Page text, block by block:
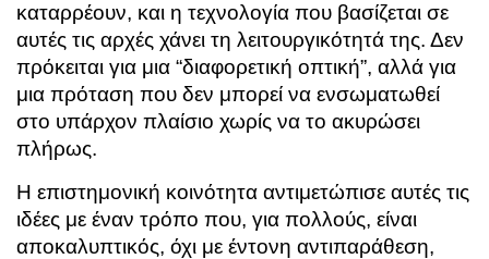
καταρρέουν, και η τεχνολογία που βασίζεται σε
αυτές τις αρχές χάνει τη λειτουργικότητά της. Δεν
πρόκειται για μια “διαφορετική οπτική”, αλλά για
μια πρόταση που δεν μπορεί να ενσωματωθεί
στο υπάρχον πλαίσιο χωρίς να το ακυρώσει
πλήρως.
Η επιστημονική κοινότητα αντιμετώπισε αυτές τις
ιδέες με έναν τρόπο που, για πολλούς, είναι
αποκαλυπτικός, όχι με έντονη αντιπαράθεση,